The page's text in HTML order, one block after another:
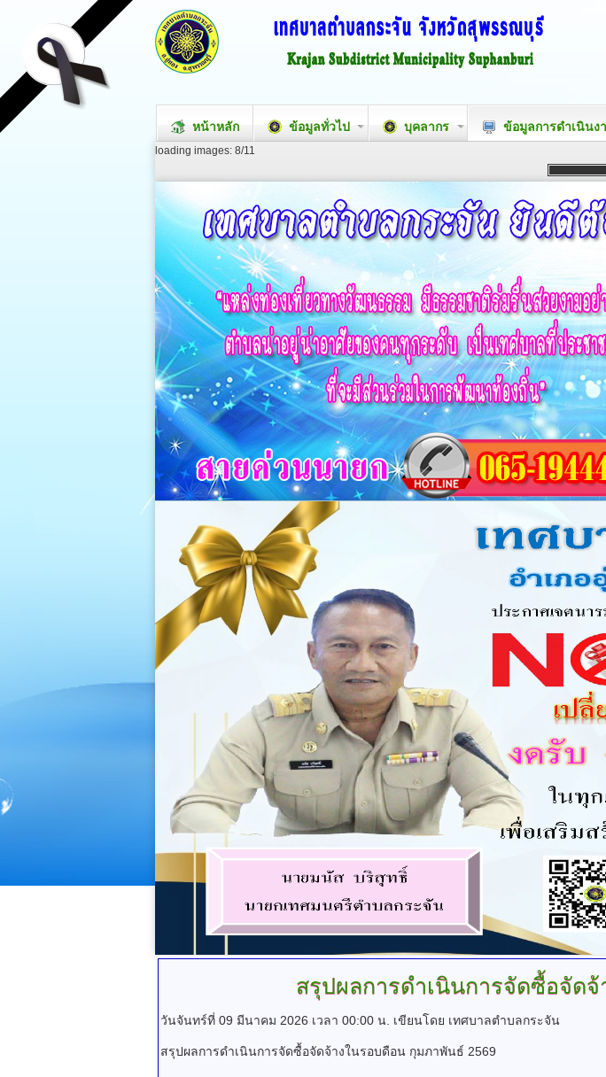
หน้าหลัก ข้อมูลทั่วไป บุคลากร ข้อมูลการดำเนินง
loading images: 8/11
สรุปผลการดำเนินการจัดซื้อจัด
วันจันทร์ที่ 09 มีนาคม 2026 เวลา 00:00 น. เขียนโดย เทศบาลตำบลกระจัน
สรุปผลการดำเนินการจัดซื้อจัดจ้างในรอบดือน กุมภาพันธ์ 2569